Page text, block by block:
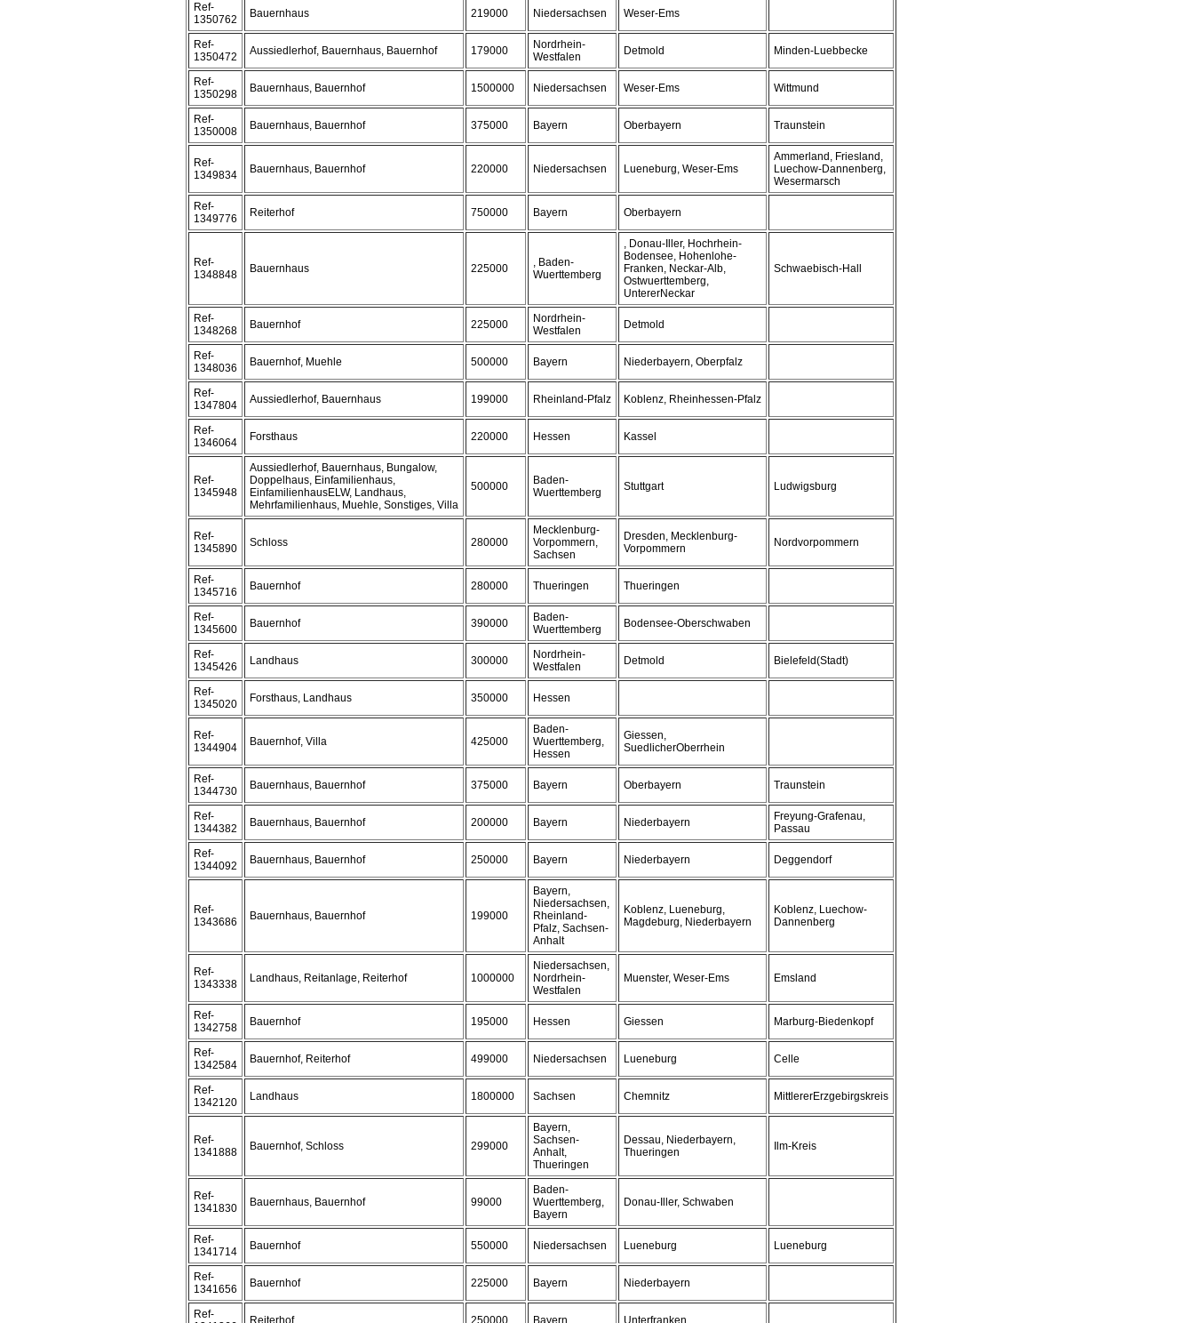
Ref-
1350762
Bauernhaus 219000 Niedersachsen Weser-Ems
Ref-
1350472
Aussiedlerhof, Bauernhaus, Bauernhof 179000
Nordrhein-
Westfalen
Detmold Minden-Luebbecke
Ref-
1350298
Bauernhaus, Bauernhof 1500000 Niedersachsen Weser-Ems Wittmund
Ref-
1350008
Bauernhaus, Bauernhof 375000 Bayern Oberbayern Traunstein
Ref-
1349834
Bauernhaus, Bauernhof 220000 Niedersachsen Lueneburg, Weser-Ems
Ammerland, Friesland,
Luechow-Dannenberg,
Wesermarsch
Ref-
1349776
Reiterhof 750000 Bayern Oberbayern
Ref-
1348848
Bauernhaus 225000
, Baden-
Wuerttemberg
, Donau-Iller, Hochrhein-
Bodensee, Hohenlohe-
Franken, Neckar-Alb,
Ostwuerttemberg,
UntererNeckar
Schwaebisch-Hall
Ref-
1348268
Bauernhof 225000
Nordrhein-
Westfalen
Detmold
Ref-
1348036
Bauernhof, Muehle 500000 Bayern Niederbayern, Oberpfalz
Ref-
1347804
Aussiedlerhof, Bauernhaus 199000 Rheinland-Pfalz Koblenz, Rheinhessen-Pfalz
Ref-
1346064
Forsthaus 220000 Hessen Kassel
Ref-
1345948
Aussiedlerhof, Bauernhaus, Bungalow,
Doppelhaus, Einfamilienhaus,
EinfamilienhausELW, Landhaus,
Mehrfamilienhaus, Muehle, Sonstiges, Villa
500000
Baden-
Wuerttemberg
Stuttgart Ludwigsburg
Ref-
1345890
Schloss 280000
Mecklenburg-
Vorpommern,
Sachsen
Dresden, Mecklenburg-
Vorpommern
Nordvorpommern
Ref-
1345716
Bauernhof 280000 Thueringen Thueringen
Ref-
1345600
Bauernhof 390000
Baden-
Wuerttemberg
Bodensee-Oberschwaben
Ref-
1345426
Landhaus 300000
Nordrhein-
Westfalen
Detmold Bielefeld(Stadt)
Ref-
1345020
Forsthaus, Landhaus 350000 Hessen
Ref-
1344904
Bauernhof, Villa 425000
Baden-
Wuerttemberg,
Hessen
Giessen,
SuedlicherOberrhein
Ref-
1344730
Bauernhaus, Bauernhof 375000 Bayern Oberbayern Traunstein
Ref-
1344382
Bauernhaus, Bauernhof 200000 Bayern Niederbayern
Freyung-Grafenau,
Passau
Ref-
1344092
Bauernhaus, Bauernhof 250000 Bayern Niederbayern Deggendorf
Ref-
1343686
Bauernhaus, Bauernhof 199000
Bayern,
Niedersachsen,
Rheinland-
Pfalz, Sachsen-
Anhalt
Koblenz, Lueneburg,
Magdeburg, Niederbayern
Koblenz, Luechow-
Dannenberg
Ref-
1343338
Landhaus, Reitanlage, Reiterhof 1000000
Niedersachsen,
Nordrhein-
Westfalen
Muenster, Weser-Ems Emsland
Ref-
1342758
Bauernhof 195000 Hessen Giessen Marburg-Biedenkopf
Ref-
1342584
Bauernhof, Reiterhof 499000 Niedersachsen Lueneburg Celle
Ref-
1342120
Landhaus 1800000 Sachsen Chemnitz MittlererErzgebirgskreis
Ref-
1341888
Bauernhof, Schloss 299000
Bayern,
Sachsen-
Anhalt,
Thueringen
Dessau, Niederbayern,
Thueringen
Ilm-Kreis
Ref-
1341830
Bauernhaus, Bauernhof 99000
Baden-
Wuerttemberg,
Bayern
Donau-Iller, Schwaben
Ref-
1341714
Bauernhof 550000 Niedersachsen Lueneburg Lueneburg
Ref-
1341656
Bauernhof 225000 Bayern Niederbayern
Ref-
Reiterhof 250000 Bayern Unterfranken